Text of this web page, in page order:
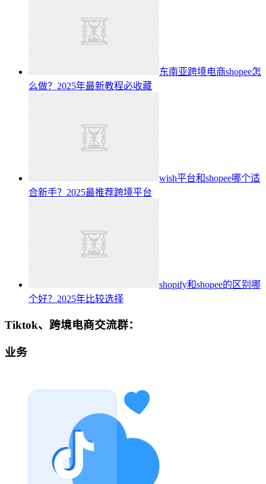
东南亚跨境电商shopee怎
么做？2025年最新教程必收藏
wish平台和shopee哪个适
合新手？2025最推荐跨境平台
shopify和shopee的区别哪
个好？2025年比较选择
Tiktok、跨境电商交流群：
业务